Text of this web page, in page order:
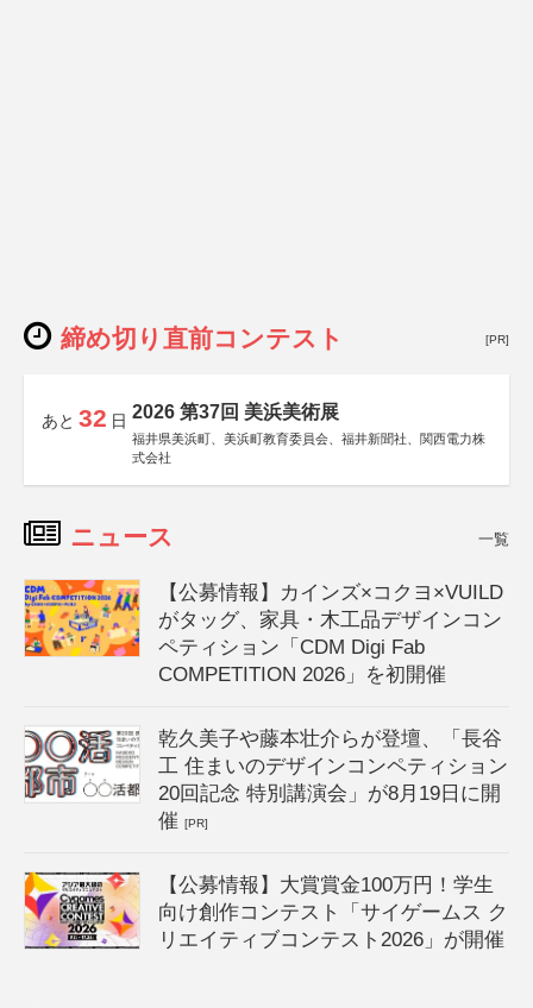
締め切り直前コンテスト [PR]
あと 32 日 2026 第37回 美浜美術展
福井県美浜町、美浜町教育委員会、福井新聞社、関西電力株
式会社
ニュース 一覧
【公募情報】カインズ×コクヨ×VUILD
がタッグ、家具・木工品デザインコン
ペティション「CDM Digi Fab
COMPETITION 2026」を初開催
乾久美子や藤本壮介らが登壇、「長谷
工 住まいのデザインコンペティション
20回記念 特別講演会」が8月19日に開
催[PR]
【公募情報】大賞賞金100万円！学生
向け創作コンテスト「サイゲームス ク
リエイティブコンテスト2026」が開催